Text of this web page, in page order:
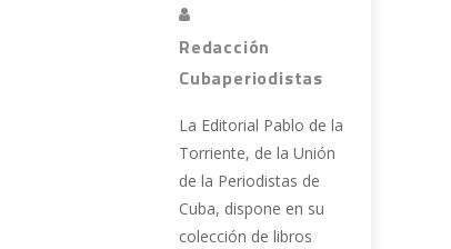
Redacción
Cubaperiodistas
La Editorial Pablo de la
Torriente, de la Unión
de la Periodistas de
Cuba, dispone en su
colección de libros